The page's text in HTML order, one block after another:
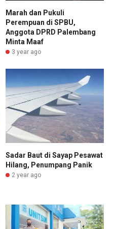
Marah dan Pukuli
Perempuan di SPBU,
Anggota DPRD Palembang
Minta Maaf
3 year ago
Sadar Baut di Sayap Pesawat
Hilang, Penumpang Panik
2 year ago